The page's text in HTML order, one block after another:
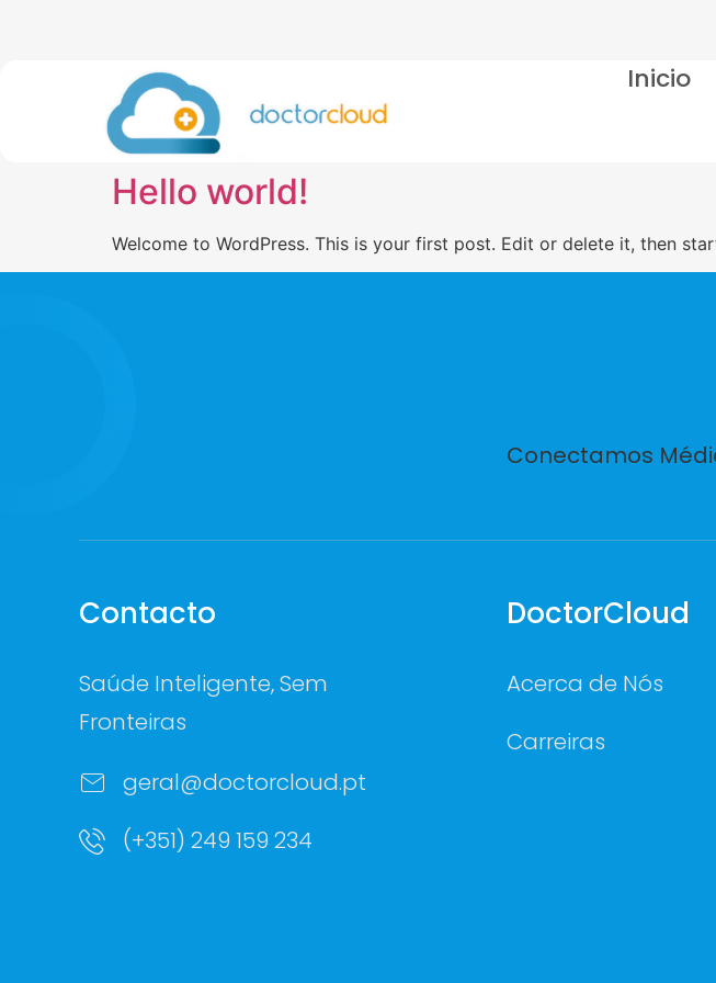
Inicio
Hello world!
Welcome to WordPress. This is your first post. Edit or delete it, then
Conectamos
Contacto
Saúde Inteligente, Sem
Fronteiras
geral@doctorcloud.pt
(+351) 249 159 234
DoctorCloud
Acerca de Nós
Carreiras